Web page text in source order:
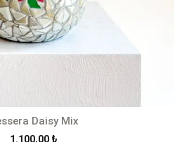
Daisy Mix
1.100,00 ₺